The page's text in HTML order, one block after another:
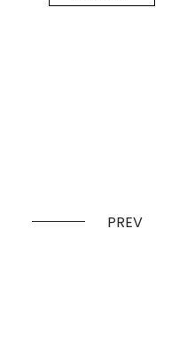
PREV